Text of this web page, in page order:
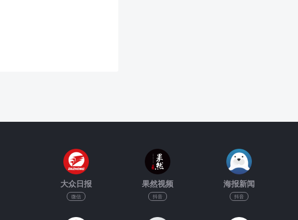
大众日报
微信
果然视频
抖音
海报新闻
抖音